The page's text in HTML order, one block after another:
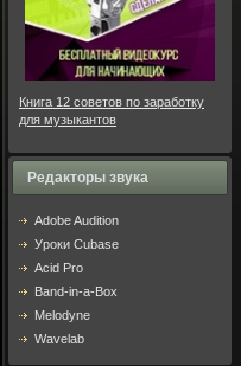
Книга 12 советов по заработку
для музыкантов
Редакторы звука
Adobe Audition
Уроки Cubase
Acid Pro
Band-in-a-Box
Melodyne
Wavelab